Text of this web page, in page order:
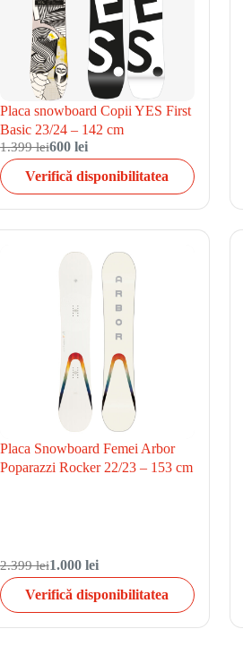
Placa snowboard Copii YES First
Basic 23/24 – 142 cm
1.399 lei600 lei
Verifică disponibilitatea
Placa Snowboard Femei Arbor
Poparazzi Rocker 22/23 – 153 cm
2.399 lei1.000 lei
Verifică disponibilitatea